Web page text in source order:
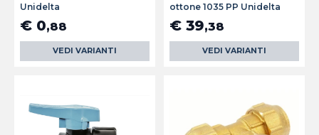
Unidelta
€ 0,88
VEDI VARIANTI
ottone 1035 PP Unidelta
€ 39,38
VEDI VARIANTI